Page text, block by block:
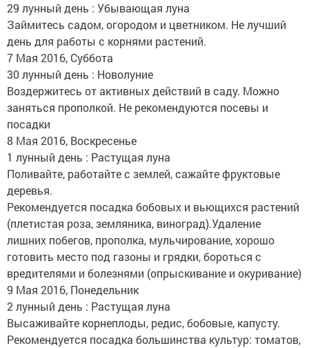
29 лунный день : Убывающая луна
Займитесь садом, огородом и цветником. Не лучший
день для работы с корнями растений.
7 Мая 2016, Суббота
30 лунный день : Новолуние
Воздержитесь от активных действий в саду. Можно
заняться прополкой. Не рекомендуются посевы и
посадки
8 Мая 2016, Воскресенье
1 лунный день : Растущая луна
Поливайте, работайте с землей, сажайте фруктовые
деревья.
Рекомендуется посадка бобовых и вьющихся растений
(плетистая роза, земляника, виноград).Удаление
лишних побегов, прополка, мульчирование, хорошо
готовить место под газоны и грядки, бороться с
вредителями и болезнями (опрыскивание и окуривание)
9 Мая 2016, Понедельник
2 лунный день : Растущая луна
Высаживайте корнеплоды, редис, бобовые, капусту.
Рекомендуется посадка большинства культур: томатов,